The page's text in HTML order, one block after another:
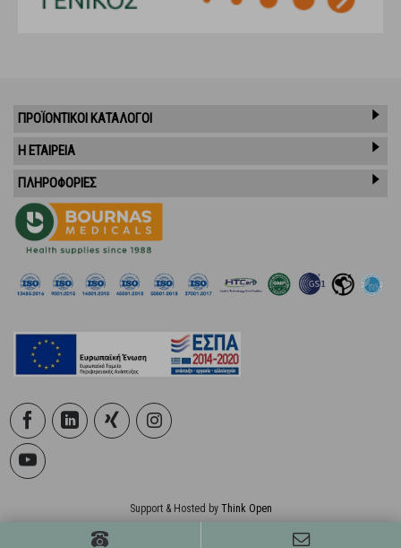
ΠΡΟΪΌΝΤΙΚΟΊ ΚΑΤΆΛΟΓΟΙ
Η ΕΤΑΙΡΕΙΑ
ΠΛΗΡΟΦΟΡΙΕΣ
Support & Hosted by Think Open